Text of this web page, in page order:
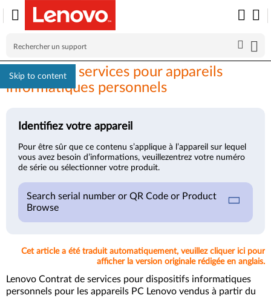
Skip to content
Contrat de services pour appareils
informatiques personnels
Identifiez votre appareil
Pour être sûr que ce contenu s’applique à l’appareil sur lequel
vous avez besoin d’informations, veuillezentrez votre numéro
de série ou sélectionner votre produit.
Search serial number or QR Code or Product
Browse
Cet article a été traduit automatiquement, veuillez cliquer ici pour
afficher la version originale rédigée en anglais.
Lenovo Contrat de services pour dispositifs informatiques
personnels pour les appareils PC Lenovo vendus à partir du